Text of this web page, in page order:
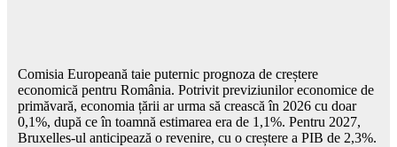
Comisia Europeană taie puternic prognoza de creștere
economică pentru România. Potrivit previziunilor economice de
primăvară, economia țării ar urma să crească în 2026 cu doar
0,1%, după ce în toamnă estimarea era de 1,1%. Pentru 2027,
Bruxelles-ul anticipează o revenire, cu o creștere a PIB de 2,3%.